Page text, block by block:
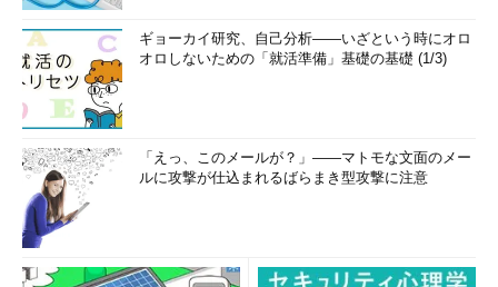
ギョーカイ研究、自己分析――いざという時にオロ
オロしないための「就活準備」基礎の基礎 (1/3)
「えっ、このメールが？」――マトモな文面のメー
ルに攻撃が仕込まれるばらまき型攻撃に注意